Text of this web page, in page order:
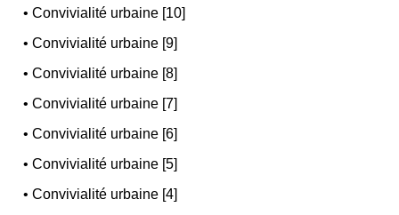
•Convivialité urbaine [10]
•Convivialité urbaine [9]
•Convivialité urbaine [8]
•Convivialité urbaine [7]
•Convivialité urbaine [6]
•Convivialité urbaine [5]
•Convivialité urbaine [4]